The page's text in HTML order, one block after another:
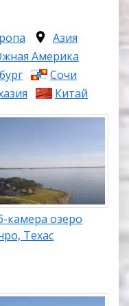
Азия
Америка
Сочи
Китай
камера озеро
Техас